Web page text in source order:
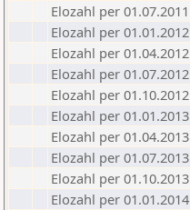
Elozahl per 01.07.2011
Elozahl per 01.01.2012
Elozahl per 01.04.2012
Elozahl per 01.07.2012
Elozahl per 01.10.2012
Elozahl per 01.01.2013
Elozahl per 01.04.2013
Elozahl per 01.07.2013
Elozahl per 01.10.2013
Elozahl per 01.01.2014